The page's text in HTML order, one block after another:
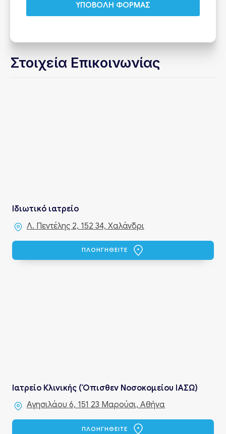
ΥΠΟΒΟΛΗ ΦΟΡΜΑΣ
Στοιχεία Επικοινωνίας
Ιδιωτικό ιατρείο
Λ. Πεντέλης 2, 152 34, Χαλάνδρι
ΠΛΟΗΓΗΘΕΙΤΕ
Ιατρείο Κλινικής (Όπισθεν Νοσοκομείου ΙΑΣΩ)
Αγησιλάου 6, 151 23 Μαρούσι, Αθήνα
ΠΛΟΗΓΗΘΕΙΤΕ